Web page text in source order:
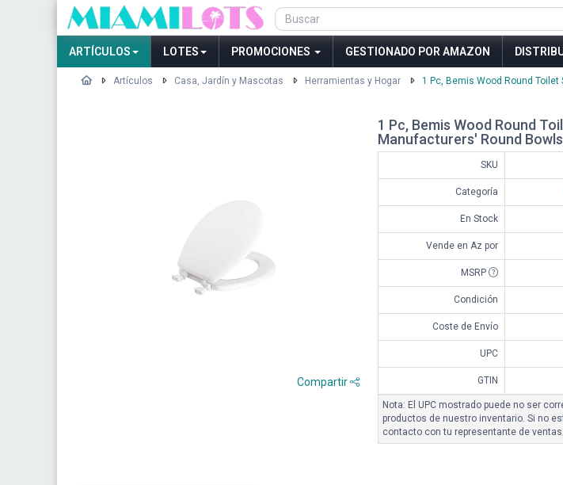
ARTÍCULOS LOTES PROMOCIONES GESTIONADO POR AMAZON
Artículos Casa, Jardín y Mascotas Herramientas y Hogar 1 Pc, Bemis Wood Round
Compartir
1 Pc, Bemis Wood Round
Manufacturers' Round
SKU
Categoría
En Stock
Vende en Az por
MSRP
Condición
Coste de Envío
UPC
GTIN
Nota: El UPC mostrado puede no ser
productos de nuestro inventario. Si no
contacto con tu representante de ventas.